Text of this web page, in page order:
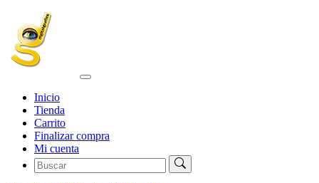
Inicio
Tienda
Carrito
Finalizar compra
Mi cuenta